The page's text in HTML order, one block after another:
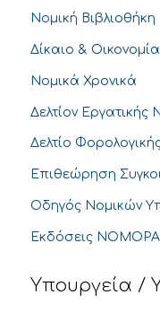
Νομική Βιβλιοθήκη
Δίκαιο &
Νομικά Χρονικά
Δελτίον Εργατικής
Δελτίο
Επιθεώρηση
Οδηγός Νομικών
Εκδόσεις
Υπουργεία /